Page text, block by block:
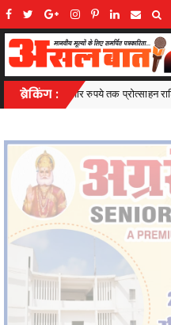
ब्रेकिंग :
तक कर सकेंगे आवेदन लोक